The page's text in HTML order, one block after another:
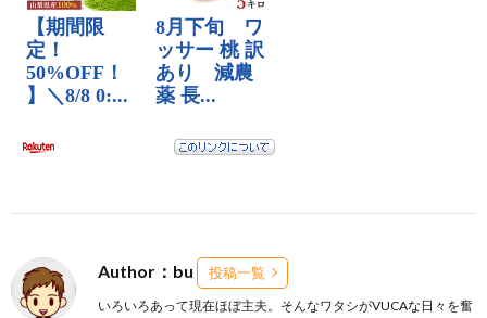
Author：bu 投稿一覧
いろいろあって現在ほぼ主夫。そんなワタシがVUCAな日々を奮